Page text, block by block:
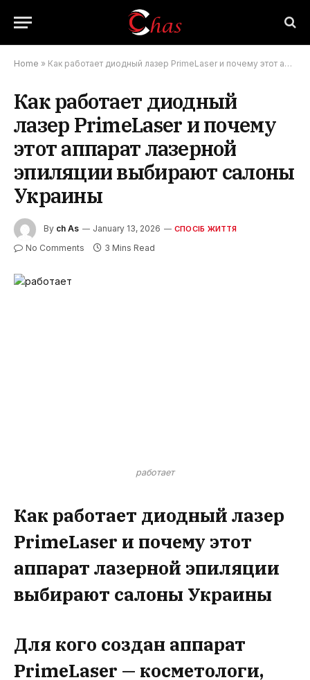
Home » Как работает диодный лазер PrimeLaser и почему этот аппарат лазерной эпиляции выбирают салоны Украины
Как работает диодный
лазер PrimeLaser и почему
этот аппарат лазерной
эпиляции выбирают салоны
Украины
By ch As January 13, 2026 СПОСІБ ЖИТТЯ
No Comments 3 Mins Read
работает
Как работает диодный лазер
PrimeLaser и почему этот
аппарат лазерной эпиляции
выбирают салоны Украины
Для кого создан аппарат
PrimeLaser — косметологи,